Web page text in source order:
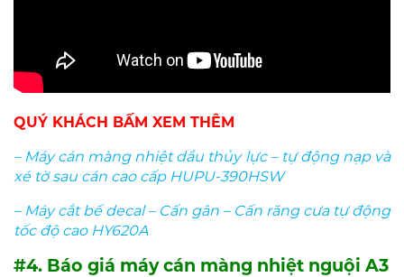
QUÝ KHÁCH BẤM XEM THÊM
– Máy cán màng nhiệt dầu thủy lực – tự động nạp và
xé tờ sau cán cao cấp HUPU-390HSW
– Máy cắt bế decal – Cấn gân – Cấn răng cưa tự động
tốc độ cao HY620A
#4. Báo giá máy cán màng nhiệt nguội A3